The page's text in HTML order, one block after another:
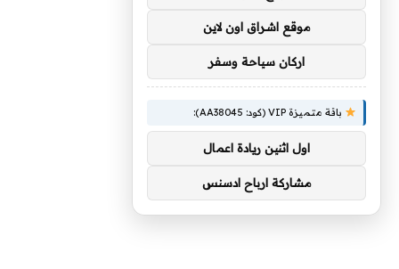
موقع اشراق اون لاين
اركان سياحة وسفر
باقة متميزة VIP (كود: AA38045):
اول اثنين ريادة اعمال
مشاركة ارباح ادسنس